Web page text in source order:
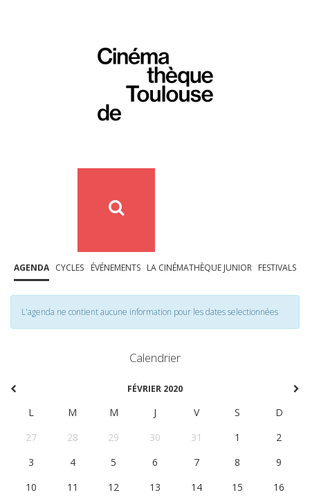
AGENDA CYCLES ÉVÉNEMENTS LA CINÉMATHÈQUE JUNIOR FESTIVALS
L'agenda ne contient aucune information pour les dates selectionnées
Calendrier
FÉVRIER 2020
L M M J V S
D
27
28 29 30 31 1
2
3
4 5 6 7 8
9
10
11 12 13 14 15
16